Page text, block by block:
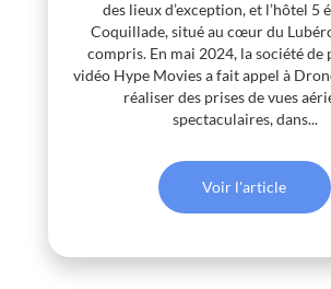
des lieux d’exception, et l’hôtel 5
Coquillade, situé au cœur du
compris. En mai 2024, la société
vidéo Hype Movies a fait appel à
réaliser des prises de vues
spectaculaires, dans...
Voir l'article